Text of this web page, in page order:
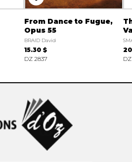
From Dance to Fugue,
Opus 55
BRAID David
15.30 $
DZ 2837
DZ